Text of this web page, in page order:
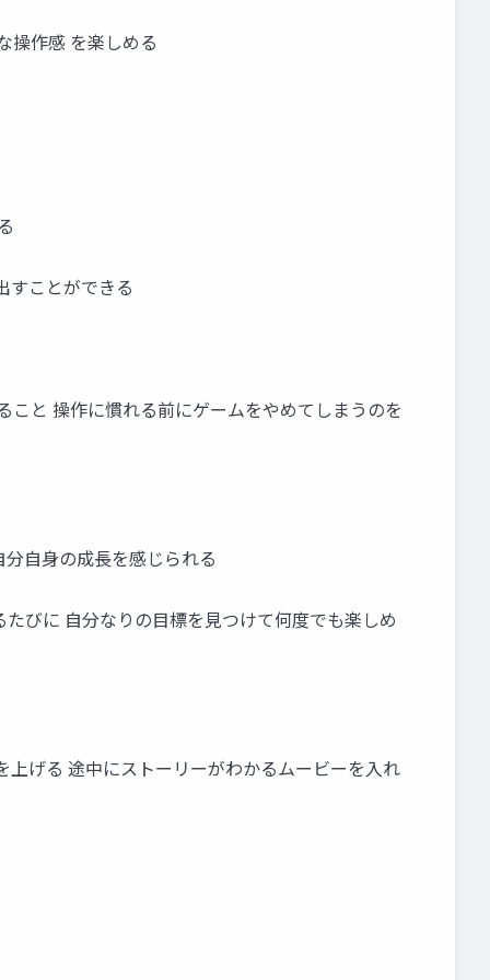
操作感 を楽しめる
すことができる
と 操作に慣れる前にゲームをやめてしまうのを
⾃⾝の成⻑を感じられる
びに ⾃分なりの⽬標を⾒つけて何度でも楽しめ
げる 途中にストーリーがわかるムービーを⼊れ